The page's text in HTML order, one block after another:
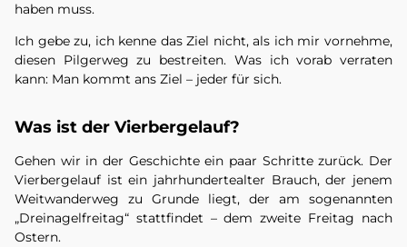
haben muss.
Ich gebe zu, ich kenne das Ziel nicht, als ich mir vornehme,
diesen Pilgerweg zu bestreiten. Was ich vorab verraten
kann: Man kommt ans Ziel – jeder für sich.
Was ist der Vierbergelauf?
Gehen wir in der Geschichte ein paar Schritte zurück. Der
Vierbergelauf ist ein jahrhundertealter Brauch, der jenem
Weitwanderweg zu Grunde liegt, der am sogenannten
„Dreinagelfreitag“ stattfindet – dem zweite Freitag nach
Ostern.